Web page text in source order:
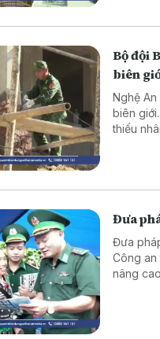
Bộ đội
biên
Nghệ
biên
thiếu
Đưa
Đưa
Công
nâng